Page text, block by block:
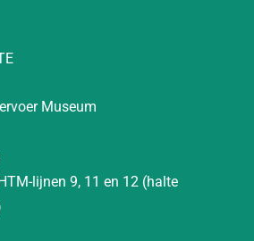
Museum
lijnen 9, 11 en 12 (halte